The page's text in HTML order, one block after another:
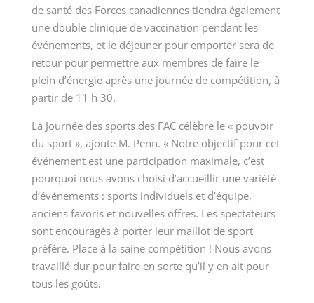
de santé des Forces canadiennes tiendra également
une double clinique de vaccination pendant les
événements, et le déjeuner pour emporter sera de
retour pour permettre aux membres de faire le
plein d’énergie après une journée de compétition, à
partir de 11 h 30.
La Journée des sports des FAC célèbre le « pouvoir
du sport », ajoute M. Penn. « Notre objectif pour cet
événement est une participation maximale, c’est
pourquoi nous avons choisi d’accueillir une variété
d’événements : sports individuels et d’équipe,
anciens favoris et nouvelles offres. Les spectateurs
sont encouragés à porter leur maillot de sport
préféré. Place à la saine compétition ! Nous avons
travaillé dur pour faire en sorte qu’il y en ait pour
tous les goûts.